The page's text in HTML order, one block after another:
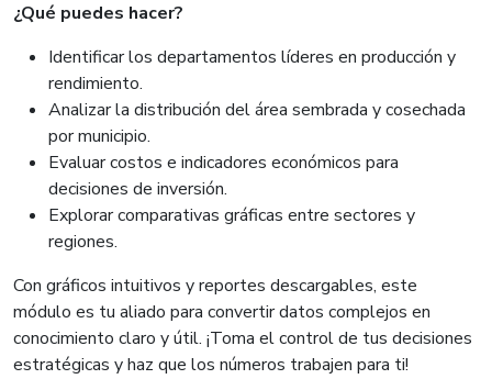
¿Qué puedes hacer?
Identificar los departamentos líderes en producción y
rendimiento.
Analizar la distribución del área sembrada y cosechada
por municipio.
Evaluar costos e indicadores económicos para
decisiones de inversión.
Explorar comparativas gráficas entre sectores y
regiones.
Con gráficos intuitivos y reportes descargables, este
módulo es tu aliado para convertir datos complejos en
conocimiento claro y útil. ¡Toma el control de tus decisiones
estratégicas y haz que los números trabajen para ti!